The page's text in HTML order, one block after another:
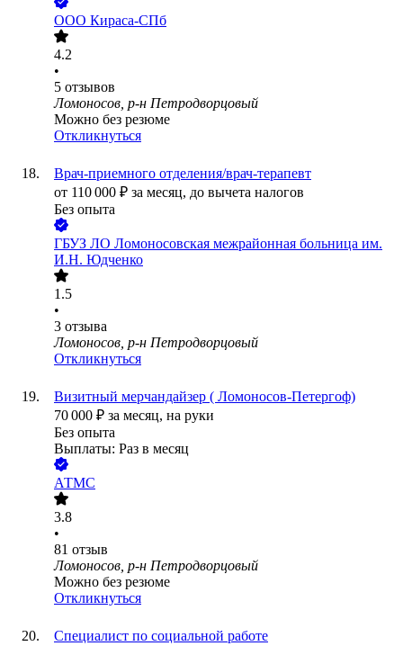
ООО Кираса-СПб
4.2
•
5 отзывов
Ломоносов, р-н Петродворцовый
Можно без резюме
Откликнуться
Врач-приемного отделения/врач-терапевт
от 110 000 ₽ за месяц, до вычета налогов
Без опыта
ГБУЗ ЛО Ломоносовская межрайонная больница им.
И.Н. Юдченко
1.5
•
3 отзыва
Ломоносов, р-н Петродворцовый
Откликнуться
Визитный мерчандайзер ( Ломоносов-Петергоф)
70 000 ₽ за месяц, на руки
Без опыта
Выплаты: Раз в месяц
АТМС
3.8
•
81 отзыв
Ломоносов, р-н Петродворцовый
Можно без резюме
Откликнуться
Специалист по социальной работе